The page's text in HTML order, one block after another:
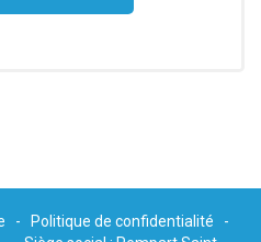
- Politique de confidentialité -